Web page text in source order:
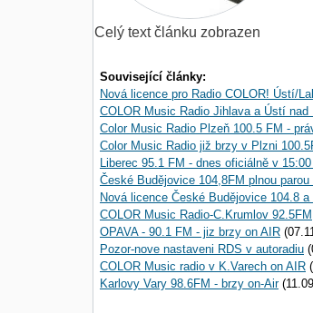
Celý text článku zobrazen
Související články:
Nová licence pro Radio COLOR! Ústí/
COLOR Music Radio Jihlava a Ústí nad
Color Music Radio Plzeň 100.5 FM -
Color Music Radio již brzy v Plzni
Liberec 95.1 FM - dnes oficiálně v
České Budějovice 104,8FM plnou parou
Nová licence České Budějovice 104.8
COLOR Music Radio-C.Krumlov 92.5FM
OPAVA - 90.1 FM - jiz brzy on AIR
Pozor-nove nastaveni RDS v autoradiu
COLOR Music radio v K.Varech on AIR
Karlovy Vary 98.6FM - brzy on-Air